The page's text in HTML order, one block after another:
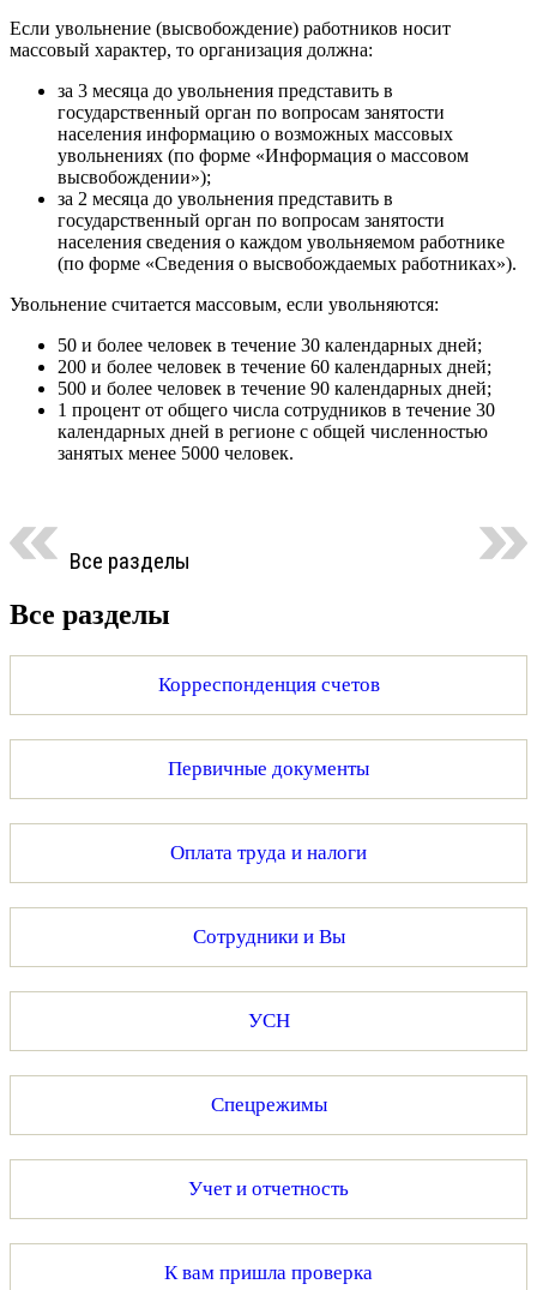
Если увольнение (высвобождение) работников носит
массовый характер, то организация должна:
за 3 месяца до увольнения представить в
государственный орган по вопросам занятости
населения информацию о возможных массовых
увольнениях (по форме «Информация о массовом
высвобождении»);
за 2 месяца до увольнения представить в
государственный орган по вопросам занятости
населения сведения о каждом увольняемом работнике
(по форме «Сведения о высвобождаемых работниках»).
Увольнение считается массовым, если увольняются:
50 и более человек в течение 30 календарных дней;
200 и более человек в течение 60 календарных дней;
500 и более человек в течение 90 календарных дней;
1 процент от общего числа сотрудников в течение 30
календарных дней в регионе с общей численностью
занятых менее 5000 человек.
Все разделы
Все разделы
Корреспонденция счетов
Первичные документы
Оплата труда и налоги
Сотрудники и Вы
УСН
Спецрежимы
Учет и отчетность
К вам пришла проверка